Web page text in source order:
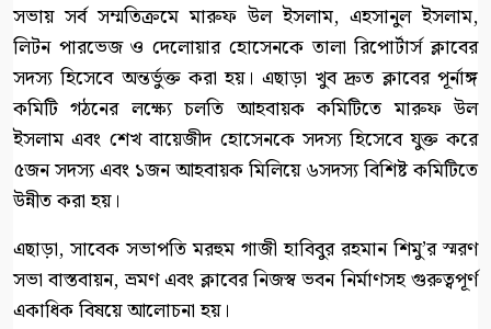
‎সভায় সর্ব সম্মতিক্রমে মারুফ উল ইসলাম, এহসানুল ইসলাম,
লিটন পারভেজ ও দেলোয়ার হোসেনকে তালা রিপোর্টার্স ক্লাবের
সদস্য হিসেবে অন্তর্ভুক্ত করা হয়। এছাড়া খুব দ্রুত ক্লাবের পূর্নাঙ্গ
কমিটি গঠনের লক্ষ্যে চলতি আহবায়ক কমিটিতে মারুফ উল
ইসলাম এবং শেখ বায়েজীদ হোসেনকে সদস্য হিসেবে যুক্ত করে
৫জন সদস্য এবং ১জন আহবায়ক মিলিয়ে ৬সদস্য বিশিষ্ট কমিটিতে
উন্নীত করা হয়।
‎এছাড়া, সাবেক সভাপতি মরহুম গাজী হাবিবুর রহমান শিমু’র স্মরণ
সভা বাস্তবায়ন, ভ্রমণ এবং ক্লাবের নিজস্ব ভবন নির্মাণসহ গুরুত্বপূর্ণ
একাধিক বিষয়ে আলোচনা হয়।